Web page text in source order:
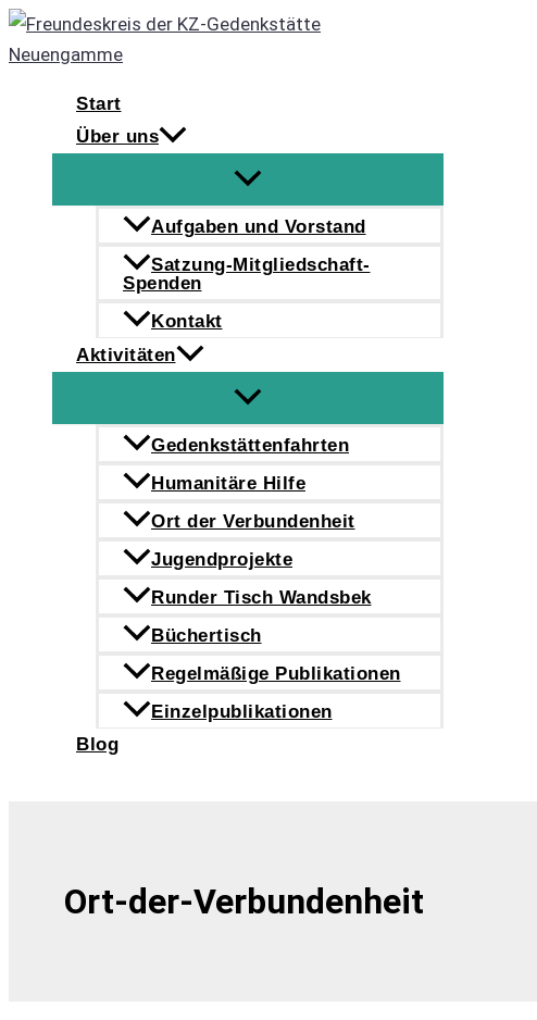
Zum
Inhalt
Start
Über uns
Aufgaben und Vorstand
Satzung-Mitgliedschaft-
Spenden
Kontakt
Aktivitäten
Gedenkstättenfahrten
Humanitäre Hilfe
Ort der Verbundenheit
Jugendprojekte
Runder Tisch Wandsbek
Büchertisch
Regelmäßige Publikationen
Einzelpublikationen
Blog
Ort-der-Verbundenheit